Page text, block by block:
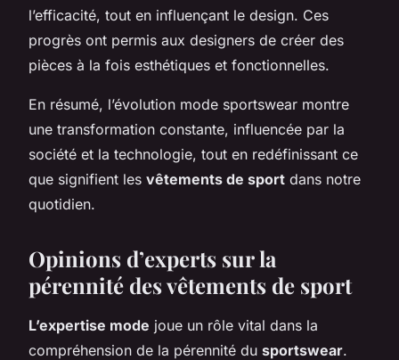
l’efficacité, tout en influençant le design. Ces
progrès ont permis aux designers de créer des
pièces à la fois esthétiques et fonctionnelles.
En résumé, l’évolution mode sportswear montre
une transformation constante, influencée par la
société et la technologie, tout en redéfinissant ce
que signifient les vêtements de sport dans notre
quotidien.
Opinions d’experts sur la
pérennité des vêtements de sport
L’expertise mode joue un rôle vital dans la
compréhension de la pérennité du sportswear.